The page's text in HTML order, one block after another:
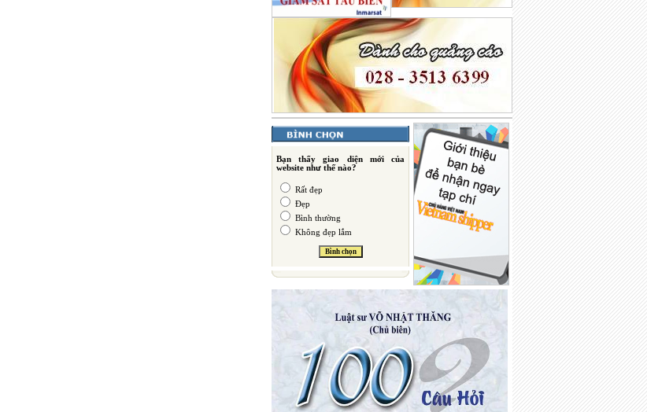
Bạn thấy giao diện mới của
website như thế nào?
Rất đẹp
Đẹp
Bình thường
Không đẹp lắm